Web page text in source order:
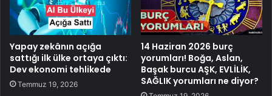
Yapay zekânın açığa
sattığı ilk ülke ortaya çıktı:
Dev ekonomi tehlikede
Temmuz 19, 2026
14 Haziran 2026 burç
yorumları! Boğa, Aslan,
Başak burcu AŞK, EVLİLİK,
SAĞLIK yorumları ne diyor?